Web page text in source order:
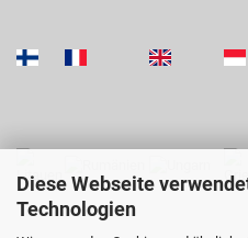
Diese Webseite
Technologien